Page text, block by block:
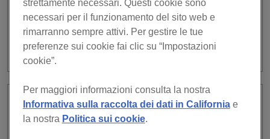
compare un “La funzione Track
Separation non è disponibile perché
nella memoria non c’è spazio libero
sufficiente.”di avvertimento.
Quando si usa la funzione TRACK
SEPARATION si avverte del rumore.
strettamente necessari. Questi cookie sono
necessari per il funzionamento del sito web e
rimarranno sempre attivi. Per gestire le tue
preferenze sui cookie fai clic su “Impostazioni
cookie”.
Per maggiori informazioni consulta la nostra
Informativa sulla raccolta dei dati in Californiae
la nostra Politica sui cookie.